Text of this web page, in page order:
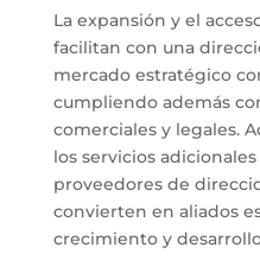
La expansión y el
facilitan con una
mercado estratégico
cumpliendo además
comerciales y legales.
los servicios
proveedores de
convierten en aliados
crecimiento y